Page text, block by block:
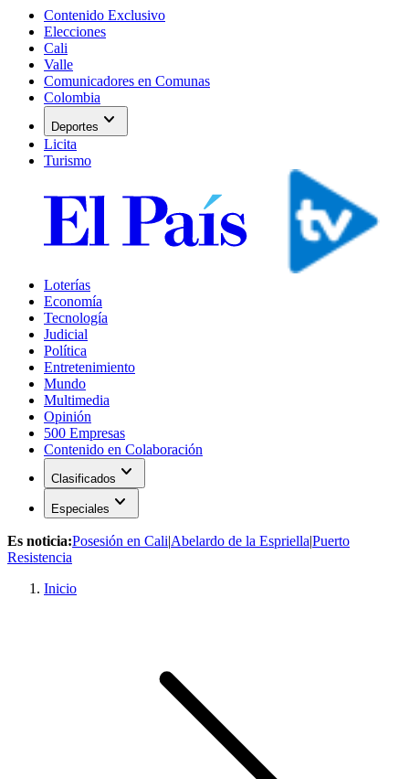
Contenido Exclusivo
Elecciones
Cali
Valle
Comunicadores en Comunas
Colombia
Deportes expand_more
Licita
Turismo
Loterías
Economía
Tecnología
Judicial
Política
Entretenimiento
Mundo
Multimedia
Opinión
500 Empresas
Contenido en Colaboración
Clasificados expand_more
Especiales expand_more
Es noticia:Posesión en Cali|Abelardo de la Espriella|Puerto
Resistencia
Inicio